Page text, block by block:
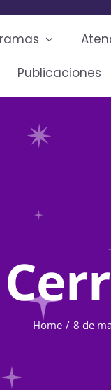
Publicaciones
Home 8 de